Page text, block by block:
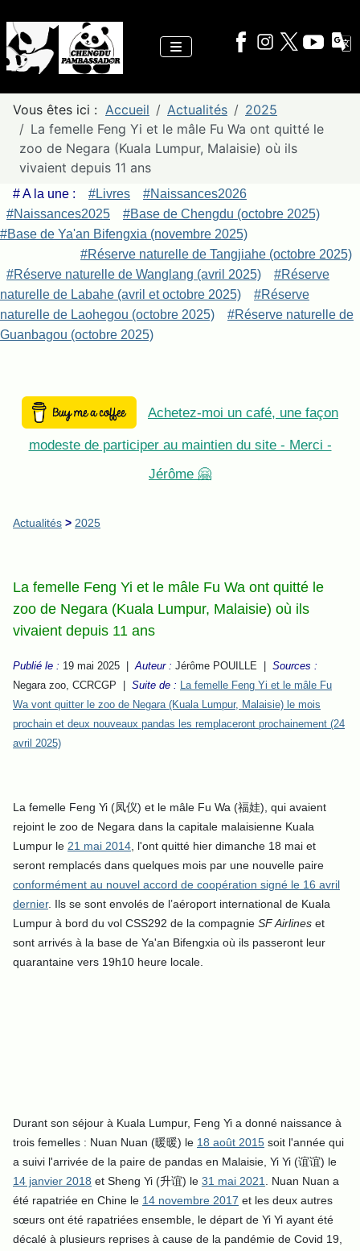
Vous êtes ici : Accueil Actualités
2025
La femelle Feng Yi et le mâle Fu Wa ont quitté le
zoo de Negara (Kuala Lumpur, Malaisie) où ils
vivaient depuis 11 ans
# A la une : #Livres
#Naissances2026
#Naissances2025
#Base de Chengdu (octobre 2025)
#Base de Ya'an Bifengxia (novembre 2025)
#Réserve naturelle de Tangjiahe (octobre 2025)
#Réserve naturelle de Wanglang (avril 2025)
#Réserve
naturelle de Labahe (avril et octobre 2025)
#Réserve
naturelle de Laohegou (octobre 2025)
#Réserve naturelle de
Guanbagou (octobre 2025)
Achetez-moi un café, une façon
modeste de participer au maintien du site - Merci -
Jérôme 🤗
Actualités > 2025
La femelle Feng Yi et le mâle Fu Wa ont quitté le
zoo de Negara (Kuala Lumpur, Malaisie) où ils
vivaient depuis 11 ans
Publié le : 19 mai 2025 |Auteur : Jérôme POUILLE | Sources :
Negara zoo, CCRCGP
Suite de : La femelle Feng Yi et le mâle Fu
Wa vont quitter le zoo de Negara (Kuala Lumpur, Malaisie) le mois
prochain et deux nouveaux pandas les remplaceront prochainement (24
avril 2025)
La femelle Feng Yi (凤仪) et le mâle Fu Wa (福娃), qui avaient
rejoint le zoo de Negara dans la capitale malaisienne Kuala
Lumpur le 21 mai 2014 , l'ont quitté hier dimanche 18 mai et
seront remplacés dans quelques mois par une nouvelle paire
conformément au nouvel accord de coopération signé le 16 avril
dernier. Ils se sont envolés de l’aéroport international de Kuala
Lumpur à bord du vol CSS292 de la compagnie SF Airlines et
sont arrivés à la base de Ya'an Bifengxia où ils passeront leur
quarantaine vers 19h10 heure locale.
Durant son séjour à Kuala Lumpur, Feng Yi a donné naissance à
trois femelles : Nuan Nuan (暖暖) le 18 août 2015 soit l'année qui
a suivi l'arrivée de la paire de pandas en Malaisie, Yi Yi (谊谊) le
14 janvier 2018 et Sheng Yi (升谊) le 31 mai 2021
. Nuan Nuan a
été rapatriée en Chine le 14 novembre 2017 et les deux autres
sœurs ont été rapatriées ensemble, le départ de Yi Yi ayant été
décalé à plusieurs reprises à cause de la pandémie de Covid 19,